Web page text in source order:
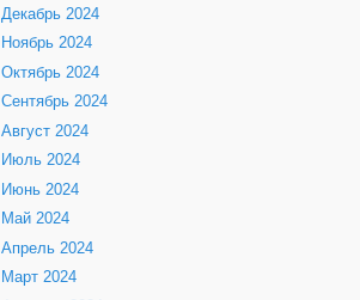
Декабрь 2024
Ноябрь 2024
Октябрь 2024
Сентябрь 2024
Август 2024
Июль 2024
Июнь 2024
Май 2024
Апрель 2024
Март 2024